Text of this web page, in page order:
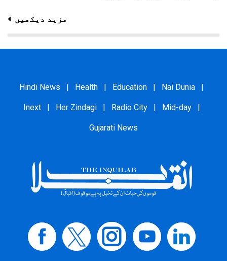
مزید دیکھیں
Hindi News Health Education Nai Dunia
Inext Her Zindagi Radio City Mid-day
Gujarati News